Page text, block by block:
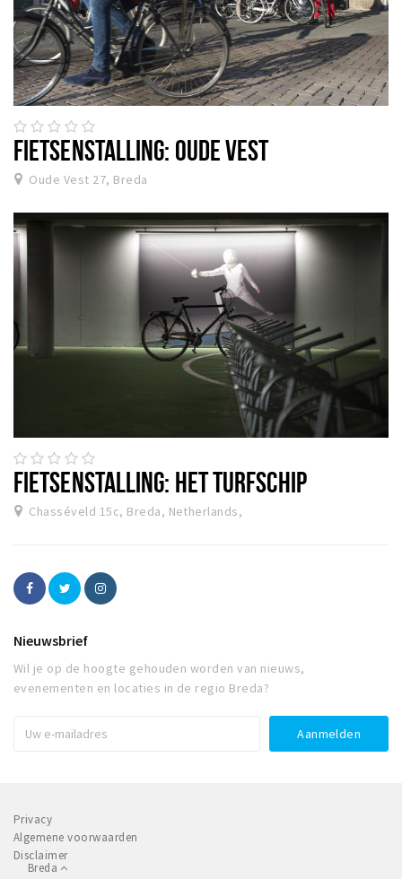
FIETSENSTALLING: OUDE VEST
Oude Vest 27, Breda
FIETSENSTALLING: HET TURFSCHIP
Chasséveld 15c, Breda, Netherlands,
Nieuwsbrief
Wil je op de hoogte gehouden worden van nieuws,
evenementen en locaties in de regio Breda?
Privacy
Algemene voorwaarden
Disclaimer
Breda